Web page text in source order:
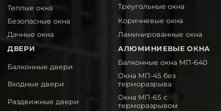
Теплые окна
Безопасные окна
Дачные окна
Треугольные окна
Коричневые окна
Ламинированные окна
ДВЕРИ
Балконные двери
Входные двери
Раздвижные двери
АЛЮМИНИЕВЫЕ ОКНА
Балконные окна МП-640
Окна МП-45 без
терморазрыва
Окна МП-65 с
терморазрывом